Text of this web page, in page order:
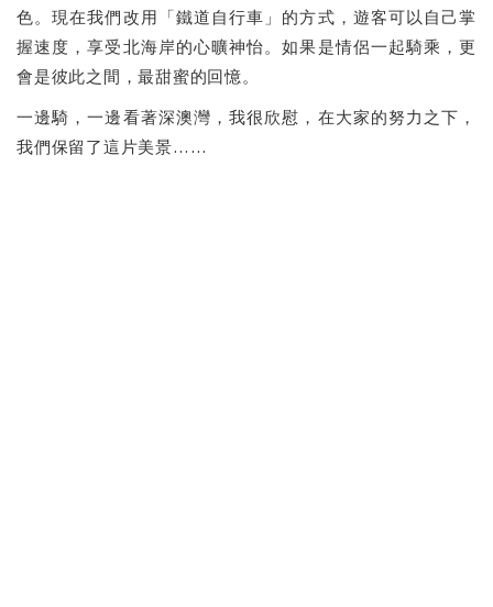
色。現在我們改用「鐵道自行車」的方式，遊客可以自己掌
握速度，享受北海岸的心曠神怡。如果是情侶一起騎乘，更
會是彼此之間，最甜蜜的回憶。
一邊騎，一邊看著深澳灣，我很欣慰，在大家的努力之下，
我們保留了這片美景……